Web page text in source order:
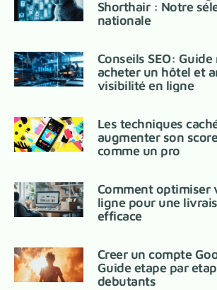
Shorthair : Notre
nationale
Conseils SEO:
acheter un hôtel et
visibilité en ligne
Les techniques
augmenter son
comme un pro
Comment optimiser
ligne pour une
efficace
Creer un compte
Guide etape par
debutants